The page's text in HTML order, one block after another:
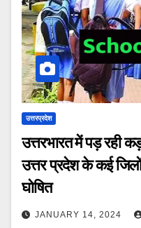
उत्तरप्रदेश
उत्तरभारत में पड़ रही
उत्तर प्रदेश के कई
घोषित
JANUARY 14, 2024